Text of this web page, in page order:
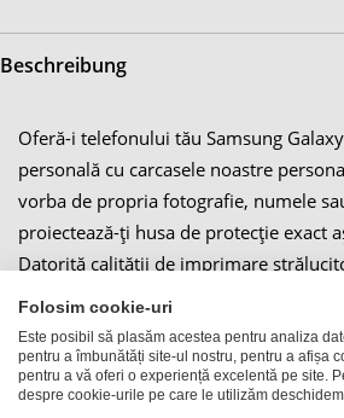
Beschreibung
Oferă-i telefonului tău Samsung
personală cu carcasele noastre
vorba de propria fotografie, numele
proiectează-ți husa de protecție exact
Datorită calității de imprimare
face din husa telefonului tău mobil o
Alege protecția perfectă pentru
tipuri de huse (în funcție de model):
Folosim cookie-uri
Este posibil să plasăm acestea pentru analiza
pentru a îmbunătăți site-ul nostru, pentru a afișa
pentru a vă oferi o experiență excelentă pe site.
despre cookie-urile pe care le utilizăm deschidem